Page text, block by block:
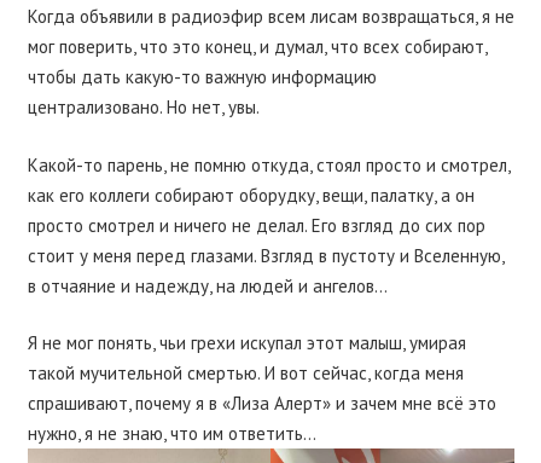
Когда объявили в радиоэфир всем лисам возвращаться, я не
мог поверить, что это конец, и думал, что всех собирают,
чтобы дать какую-то важную информацию
централизовано. Но нет, увы.
Какой-то парень, не помню откуда, стоял просто и смотрел,
как его коллеги собирают оборудку, вещи, палатку, а он
просто смотрел и ничего не делал. Его взгляд до сих пор
стоит у меня перед глазами. Взгляд в пустоту и Вселенную,
в отчаяние и надежду, на людей и ангелов…
Я не мог понять, чьи грехи искупал этот малыш, умирая
такой мучительной смертью. И вот сейчас, когда меня
спрашивают, почему я в «Лиза Алерт» и зачем мне всё это
нужно, я не знаю, что им ответить…